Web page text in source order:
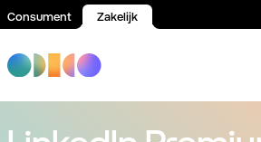
Consument Zakelijk